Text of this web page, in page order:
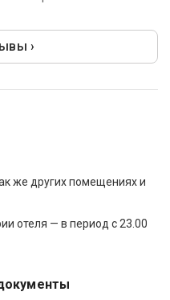
›
же других помещениях и
отеля — в период с 23.00